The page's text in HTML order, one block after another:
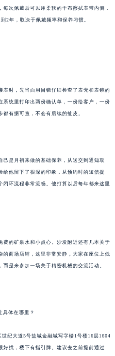
次佩戴后可以用柔软的干布擦拭表带内侧，
2年，取决于佩戴频率和保养习惯。
表时，先当面用目镜仔细检查了表壳和表镜的
系统里打印出两份确认单，一份给客户，一份
有据可查，不会有后续的扯皮。
是月初来做的基础保养，从送交到通知取
他留下了很深的印象，从预约时的短信提
环流程非常流畅。他打算以后每年都来这里
费的矿泉水和小点心。沙发附近还有几本关于
的商场店铺，这里非常安静，大家在座位上低
是来参加一场关于精密机械的交流活动。
具体在哪里？
纪大道5号盐城金融城写字楼1号楼16层1604
好找，楼下有指引牌。建议去之前提前通过